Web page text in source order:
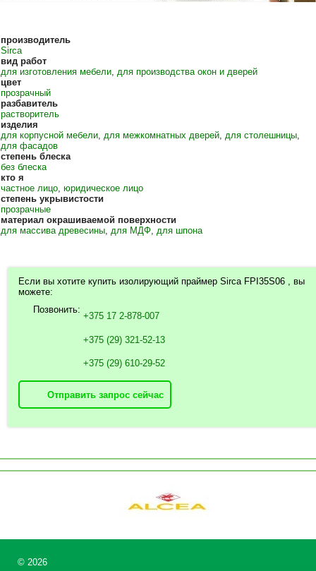
производитель
Sirca
вид работ
для изготовления мебели для производства окон и дверей
цвет
прозрачный
разбавитель
растворитель
изделия
для корпусной мебели для межкомнатных дверей для столешницы
для фасадов
степень блеска
без блеска
кто я
частное лицо юридическое лицо
степень укрывистости
прозрачные
материал окрашиваемой поверхности
для массива древесины для МДФ для шпона
Если вы хотите купить изолирующий праймер Sirca FPI35S06 , вы
можете:
Позвонить:
+375 17 2-878-007
+375 (29) 321-52-13
+375 (29) 610-29-52
Отправить запрос сейчас
© 2026